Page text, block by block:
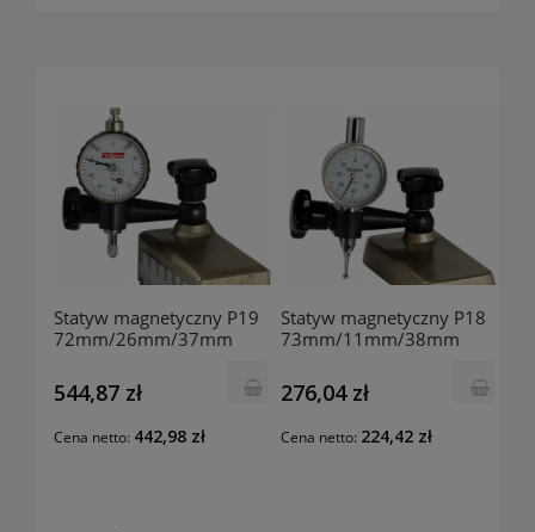
Statyw magnetyczny P19
72mm/26mm/37mm
544,87 zł
Cena netto: 442,98 zł
Statyw magnetyczny P18
73mm/11mm/38mm
276,04 zł
Cena netto: 224,42 zł